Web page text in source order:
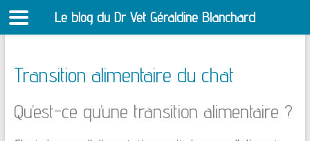
Transition alimentaire du chat
Qu’est-ce qu’une transition alimentaire ?
Le blog du Dr Vet Géraldine Blanchard